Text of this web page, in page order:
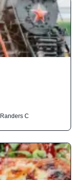
Randers C